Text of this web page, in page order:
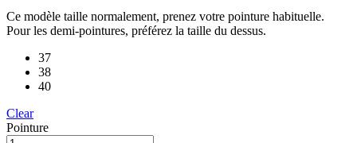
Ce modèle taille normalement, prenez votre pointure habituelle.
Pour les demi-pointures, préférez la taille du dessus.
37
38
40
Clear
Pointure